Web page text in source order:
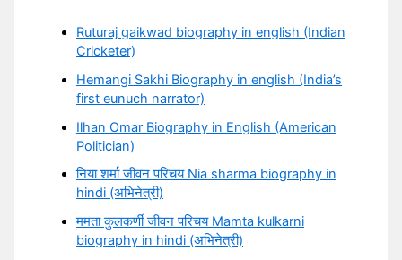
Ruturaj gaikwad biography in english (Indian
Cricketer)
Hemangi Sakhi Biography in english (India’s
first eunuch narrator)
Ilhan Omar Biography in English (American
Politician)
निया शर्मा जीवन परिचय Nia sharma biography in
hindi (अभिनेत्री)
ममता कुलकर्णी जीवन परिचय Mamta kulkarni
biography in hindi (अभिनेत्री)